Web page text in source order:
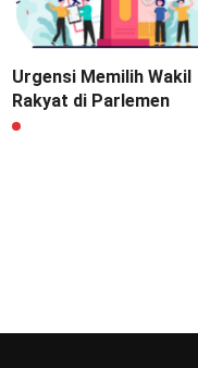
Urgensi Memilih Wakil
Rakyat di Parlemen